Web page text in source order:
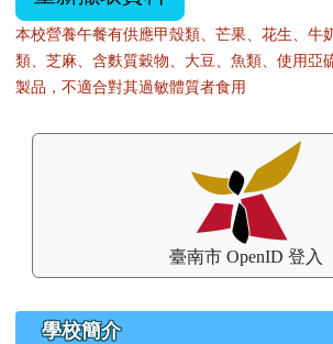
本校營養午餐有供應甲殼類、芒果、花生、牛
類、芝麻、含麩質穀物、大豆、魚類、使用亞
製品，不適合對其過敏體質者食用
左邊區域內容
臺南市 OpenID 登入
學校簡介